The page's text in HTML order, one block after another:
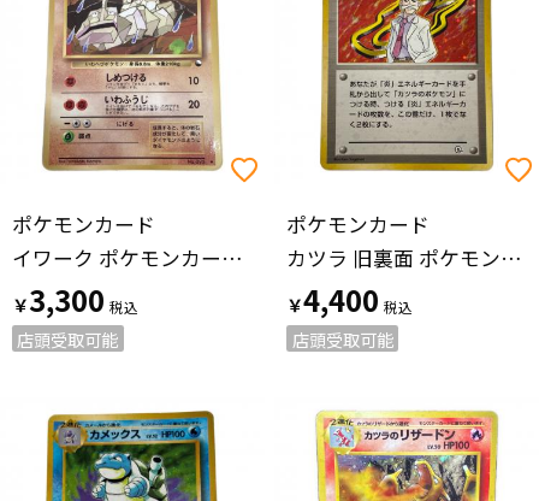
ポケモンカード
イワーク ポケモンカード 旧裏面
￥3,300
店頭受取可能
ポケモンカード
カツラ 旧裏面 ポケモンカード
￥4,400
店頭受取可能